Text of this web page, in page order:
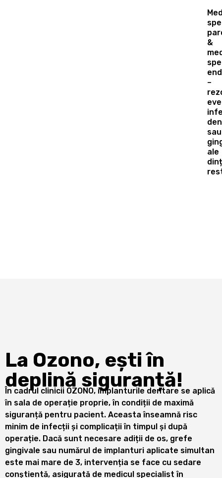
&
–
sau
ale
La Ozono, ești în
deplină siguranță!
În cadrul clinicii OZONO, implanturile dentare se aplică
în sala de operație proprie, în condiții de maximă
siguranță pentru pacient. Aceasta înseamnă risc
minim de infecții și complicații în timpul și după
operație. Dacă sunt necesare adiții de os, grefe
gingivale sau numărul de implanturi aplicate simultan
este mai mare de 3, intervenția se face cu sedare
conștientă, asigurată de medicul specialist în